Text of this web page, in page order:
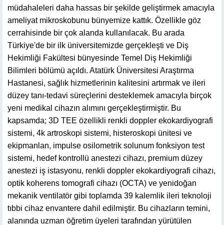
müdahaleleri daha hassas bir şekilde geliştirmek amacıyla
ameliyat mikroskobunu bünyemize kattık. Özellikle göz
cerrahisinde bir çok alanda kullanılacak. Bu arada
Türkiye'de bir ilk üniversitemizde gerçekleşti ve Diş
Hekimliği Fakültesi bünyesinde Temel Diş Hekimliği
Bilimleri bölümü açıldı. Atatürk Üniversitesi Araştırma
Hastanesi, sağlık hizmetlerinin kalitesini artırmak ve ileri
düzey tanı-tedavi süreçlerini desteklemek amacıyla birçok
yeni medikal cihazın alımını gerçekleştirmiştir. Bu
kapsamda; 3D TEE özellikli renkli doppler ekokardiyografi
sistemi, 4k artroskopi sistemi, histeroskopi ünitesi ve
ekipmanlan, impulse osilometrik solunum fonksiyon test
sistemi, hedef kontrollü anestezi cihazı, premium düzey
anestezi iş istasyonu, renkli doppler ekokardiyografi cihazı,
optik koherens tomografi cihazı (OCTA) ve yenidoğan
mekanik ventilatör gibi toplamda 39 kalemlik ileri teknoloji
tıbbi cihaz envantere dahil edilmiştir. Bu cihazların temini,
alanında uzman öğretim üyeleri tarafından yürütülen